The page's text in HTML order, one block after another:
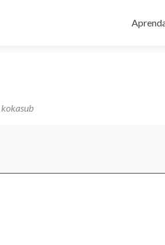
para
kokasub